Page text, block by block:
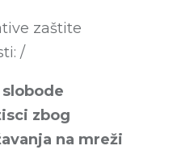
zaštite
/
zbog
na mreži